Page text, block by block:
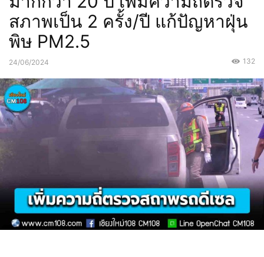
สภาพเป็น 2 ครั้ง/ปี แก้ปัญหาฝุ่น
พิษ PM2.5
24/06/2024 132